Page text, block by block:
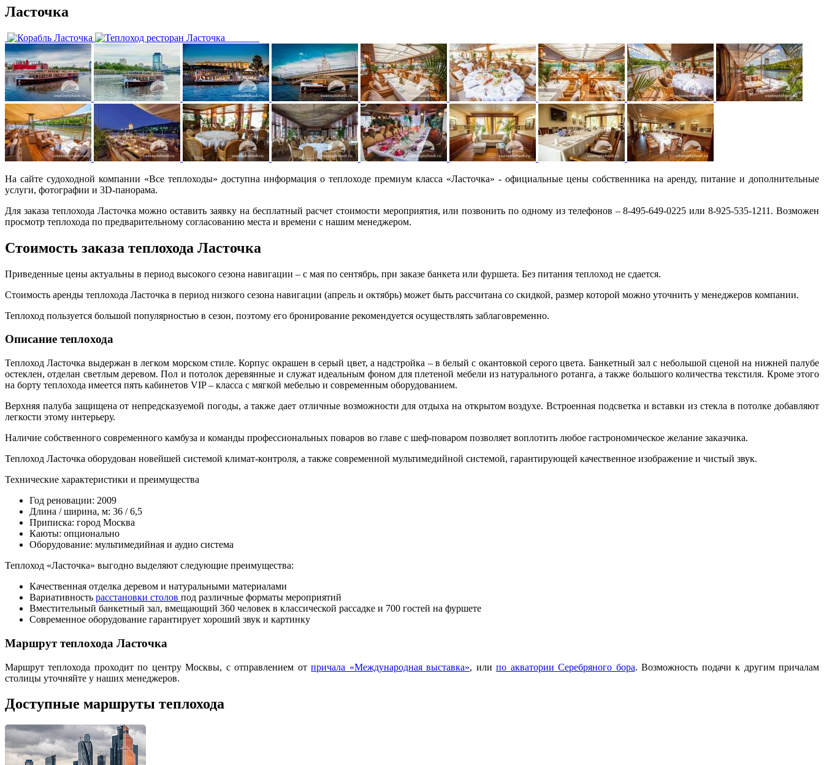
Ласточка
На сайте судоходной компании «Все теплоходы» доступна информация о теплоходе премиум класса «Ласточка» - официальные цены собственника на аренду, питание и дополнительные
услуги, фотографии и 3D-панорама.
Для заказа теплохода Ласточка можно оставить заявку на бесплатный расчет стоимости мероприятия, или позвонить по одному из телефонов – 8-495-649-0225 или 8-925-535-1211. Возможен
просмотр теплохода по предварительному согласованию места и времени с нашим менеджером.
Стоимость заказа теплохода Ласточка
Приведенные цены актуальны в период высокого сезона навигации – с мая по сентябрь, при заказе банкета или фуршета. Без питания теплоход не сдается.
Стоимость аренды теплохода Ласточка в период низкого сезона навигации (апрель и октябрь) может быть рассчитана со скидкой, размер которой можно уточнить у менеджеров компании.
Теплоход пользуется большой популярностью в сезон, поэтому его бронирование рекомендуется осуществлять заблаговременно.
Описание теплохода
Теплоход Ласточка выдержан в легком морском стиле. Корпус окрашен в серый цвет, а надстройка – в белый с окантовкой серого цвета. Банкетный зал с небольшой сценой на нижней палубе
остеклен, отделан светлым деревом. Пол и потолок деревянные и служат идеальным фоном для плетеной мебели из натурального ротанга, а также большого количества текстиля. Кроме этого
на борту теплохода имеется пять кабинетов VIP – класса с мягкой мебелью и современным оборудованием.
Верхняя палуба защищена от непредсказуемой погоды, а также дает отличные возможности для отдыха на открытом воздухе. Встроенная подсветка и вставки из стекла в потолке добавляют
легкости этому интерьеру.
Наличие собственного современного камбуза и команды профессиональных поваров во главе с шеф-поваром позволяет воплотить любое гастрономическое желание заказчика.
Теплоход Ласточка оборудован новейшей системой климат-контроля, а также современной мультимедийной системой, гарантирующей качественное изображение и чистый звук.
Технические характеристики и преимущества
Год реновации: 2009
Длина / ширина, м: 36 / 6,5
Приписка: город Москва
Каюты: опционально
Оборудование: мультимедийная и аудио система
Теплоход «Ласточка» выгодно выделяют следующие преимущества:
Качественная отделка деревом и натуральными материалами
Вариативность расстановки столов под различные форматы мероприятий
Вместительный банкетный зал, вмещающий 360 человек в классической рассадке и 700 гостей на фуршете
Современное оборудование гарантирует хороший звук и картинку
Маршрут теплохода Ласточка
Маршрут теплохода проходит по центру Москвы, с отправлением отпричала «Международная выставка», илипо акватории Серебряного бора. Возможность подачи к другим причалам
столицы уточняйте у наших менеджеров.
Доступные маршруты теплохода